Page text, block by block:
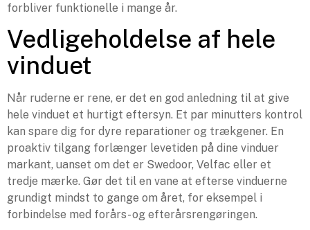
forbliver funktionelle i mange år.
Vedligeholdelse af hele
vinduet
Når ruderne er rene, er det en god anledning til at give
hele vinduet et hurtigt eftersyn. Et par minutters kontrol
kan spare dig for dyre reparationer og trækgener. En
proaktiv tilgang forlænger levetiden på dine vinduer
markant, uanset om det er Swedoor, Velfac eller et
tredje mærke. Gør det til en vane at efterse vinduerne
grundigt mindst to gange om året, for eksempel i
forbindelse med forårs- og efterårsrengøringen.